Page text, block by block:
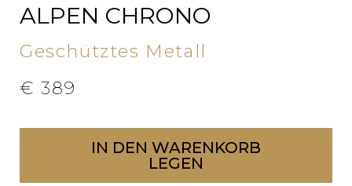
ALPEN CHRONO
Geschütztes Metall
€ 389
IN DEN WARENKORB
LEGEN